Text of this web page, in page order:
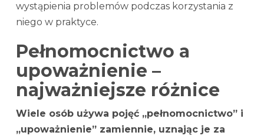
wystąpienia problemów podczas korzystania z
niego w praktyce.
Pełnomocnictwo a
upoważnienie –
najważniejsze różnice
Wiele osób używa pojęć „pełnomocnictwo” i
„upoważnienie” zamiennie, uznając je za